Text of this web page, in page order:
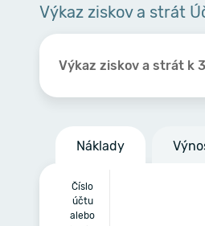
Výkaz ziskov a strát
Výkaz ziskov a strát k
Náklady
Číslo
účtu
alebo